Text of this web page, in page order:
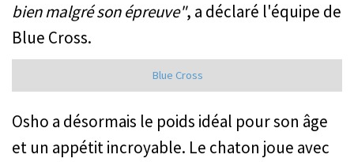
bien malgré son épreuve", a déclaré l'équipe de
Blue Cross.
Blue Cross
Osho a désormais le poids idéal pour son âge
et un appétit incroyable. Le chaton joue avec